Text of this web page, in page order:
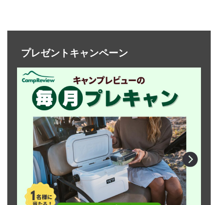
プレゼントキャンペーン